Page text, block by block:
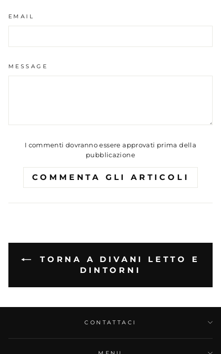
EMAIL
MESSAGE
I commenti dovranno essere approvati prima della
pubblicazione
COMMENTA GLI ARTICOLI
TORNA A DIVANI LETTO E
DINTORNI
CONTATTACI